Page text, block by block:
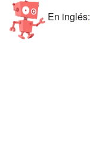
En inglés: